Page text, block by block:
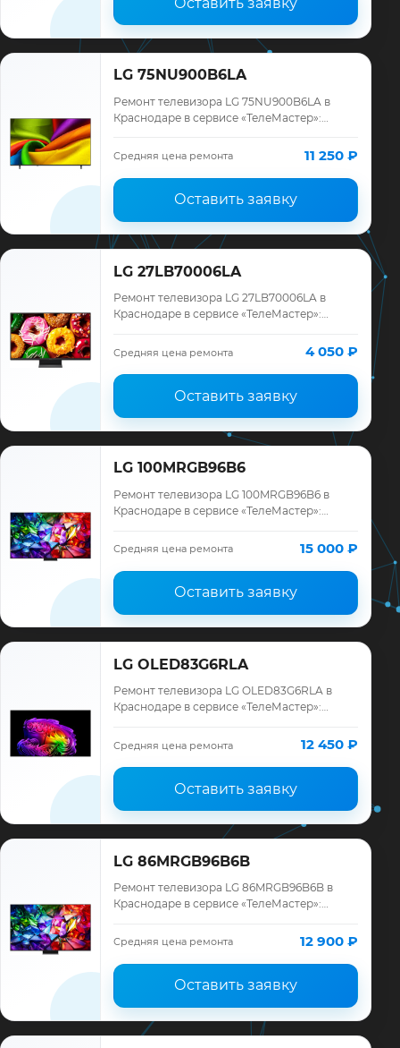
LG 75NU900B6LA
Ремонт телевизора LG 75NU900B6LA в
Краснодаре в сервисе «ТелеМастер»:
запчасти и гарантия до 12 месяцев.
Средняя цена ремонта 11 250 ₽
Оставить заявку
LG 27LB70006LA
Ремонт телевизора LG 27LB70006LA в
Краснодаре в сервисе «ТелеМастер»:
запчасти и гарантия до 12 месяцев.
Средняя цена ремонта 4 050 ₽
Оставить заявку
LG 100MRGB96B6
Ремонт телевизора LG 100MRGB96B6 в
Краснодаре в сервисе «ТелеМастер»:
запчасти и гарантия до 12 месяцев.
Средняя цена ремонта 15 000 ₽
Оставить заявку
LG OLED83G6RLA
Ремонт телевизора LG OLED83G6RLA в
Краснодаре в сервисе «ТелеМастер»:
запчасти и гарантия до 12 месяцев.
Средняя цена ремонта 12 450 ₽
Оставить заявку
LG 86MRGB96B6B
Ремонт телевизора LG 86MRGB96B6B в
Краснодаре в сервисе «ТелеМастер»:
запчасти и гарантия до 12 месяцев.
Средняя цена ремонта 12 900 ₽
Оставить заявку